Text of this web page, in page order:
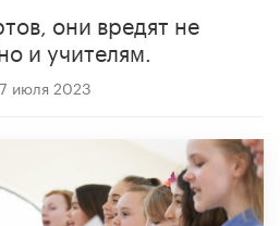
они вредят не
и учителям.
июля 2023